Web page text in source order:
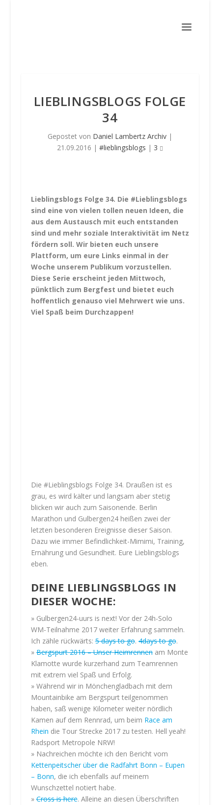
LIEBLINGSBLOGS FOLGE
34
Gepostet von Daniel Lambertz Archiv|
21.09.2016 | #lieblingsblogs | 3
Lieblingsblogs Folge 34. Die #Lieblingsblogs
sind eine von vielen tollen neuen Ideen, die
aus dem Austausch mit euch entstanden
sind und mehr soziale Interaktivität im Netz
fördern soll. Wir bieten euch unsere
Plattform, um eure Links einmal in der
Woche unserem Publikum vorzustellen.
Diese Serie erscheint jeden Mittwoch,
pünktlich zum Bergfest und bietet euch
hoffentlich genauso viel Mehrwert wie uns.
Viel Spaß beim Durchzappen!
Die #Lieblingsblogs Folge 34. Draußen ist es
grau, es wird kälter und langsam aber stetig
blicken wir auch zum Saisonende. Berlin
Marathon und Gulbergen24 heißen zwei der
letzten besonderen Ereignisse dieser Saison.
Dazu wie immer Befindlichkeit-Mimimi, Training,
Ernährung und Gesundheit. Eure Lieblingsblogs
eben.
DEINE LIEBLINGSBLOGS IN
DIESER WOCHE:
» Gulbergen24-uurs is next! Vor der 24h-Solo
WM-Teilnahme 2017 weiter Erfahrung sammeln.
Ich zähle rückwärts:5 days to go.4days to go.
»Bergspurt 2016 – Unser Heimrennenam Monte
Klamotte wurde kurzerhand zum Teamrennen
mit extrem viel Spaß und Erfolg.
» Während wir in Mönchengladbach mit dem
Mountainbike am Bergspurt teilgenommen
haben, saß wenige Kilometer weiter nördlich
Kamen auf dem Rennrad, um beim Race am
Rhein die Tour Strecke 2017 zu testen. Hell yeah!
Radsport Metropole NRW!
» Nachreichen möchte ich den Bericht vom
Kettenpeitscher über die Radfahrt Bonn – Eupen
– Bonn, die ich ebenfalls auf meinem
Wunschzettel notiert habe.
»Cross is here. Alleine an diesen Überschriften
M
i
t
d
e
L
a
d
e
n
d
e
s
T
w
e